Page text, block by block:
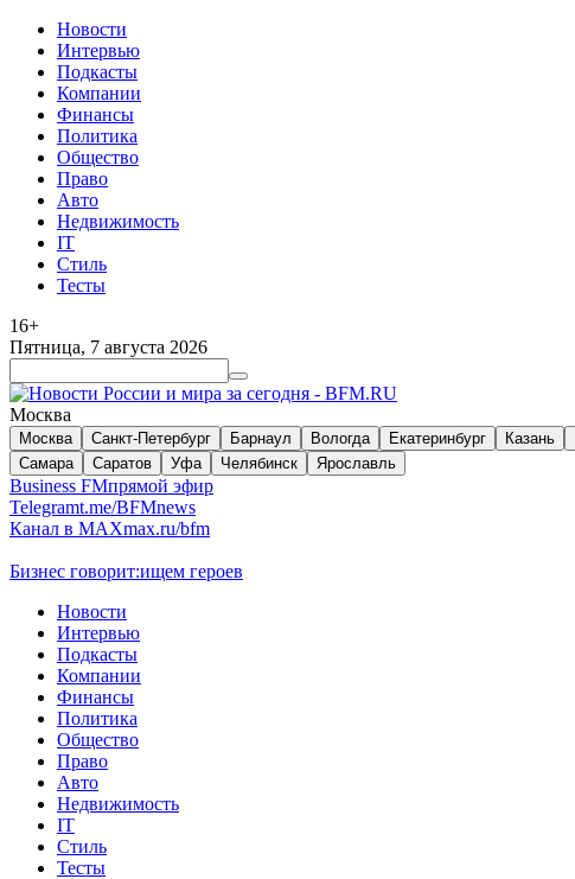
Новости
Интервью
Подкасты
Компании
Финансы
Политика
Общество
Право
Авто
Недвижимость
IT
Стиль
Тесты
16+
Пятница, 7 августа 2026
Москва
Москва Санкт-Петербург Барнаул Вологда Екатеринбург Казань
Самара
Саратов Уфа Челябинск Ярославль
Business FMпрямой эфир
Telegramt.me/BFMnews
Канал в MAXmax.ru/bfm
Бизнес говорит:ищем героев
Новости
Интервью
Подкасты
Компании
Финансы
Политика
Общество
Право
Авто
Недвижимость
IT
Стиль
Тесты